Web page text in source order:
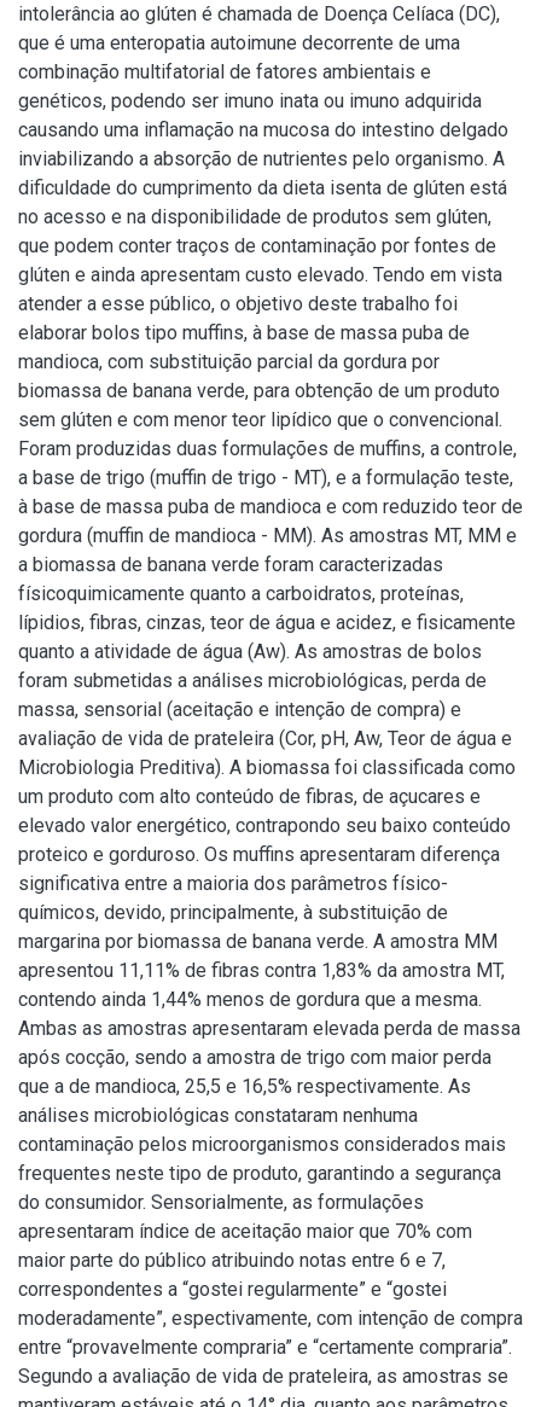
intolerância ao glúten é chamada de Doença Celíaca (DC),
que é uma enteropatia autoimune decorrente de uma
combinação multifatorial de fatores ambientais e
genéticos, podendo ser imuno inata ou imuno adquirida
causando uma inflamação na mucosa do intestino delgado
inviabilizando a absorção de nutrientes pelo organismo. A
dificuldade do cumprimento da dieta isenta de glúten está
no acesso e na disponibilidade de produtos sem glúten,
que podem conter traços de contaminação por fontes de
glúten e ainda apresentam custo elevado. Tendo em vista
atender a esse público, o objetivo deste trabalho foi
elaborar bolos tipo muffins, à base de massa puba de
mandioca, com substituição parcial da gordura por
biomassa de banana verde, para obtenção de um produto
sem glúten e com menor teor lipídico que o convencional.
Foram produzidas duas formulações de muffins, a controle,
a base de trigo (muffin de trigo - MT), e a formulação teste,
à base de massa puba de mandioca e com reduzido teor de
gordura (muffin de mandioca - MM). As amostras MT, MM e
a biomassa de banana verde foram caracterizadas
físicoquimicamente quanto a carboidratos, proteínas,
lípidios, fibras, cinzas, teor de água e acidez, e fisicamente
quanto a atividade de água (Aw). As amostras de bolos
foram submetidas a análises microbiológicas, perda de
massa, sensorial (aceitação e intenção de compra) e
avaliação de vida de prateleira (Cor, pH, Aw, Teor de água e
Microbiologia Preditiva). A biomassa foi classificada como
um produto com alto conteúdo de fibras, de açucares e
elevado valor energético, contrapondo seu baixo conteúdo
proteico e gorduroso. Os muffins apresentaram diferença
significativa entre a maioria dos parâmetros físico-
químicos, devido, principalmente, à substituição de
margarina por biomassa de banana verde. A amostra MM
apresentou 11,11% de fibras contra 1,83% da amostra MT,
contendo ainda 1,44% menos de gordura que a mesma.
Ambas as amostras apresentaram elevada perda de massa
após cocção, sendo a amostra de trigo com maior perda
que a de mandioca, 25,5 e 16,5% respectivamente. As
análises microbiológicas constataram nenhuma
contaminação pelos microorganismos considerados mais
frequentes neste tipo de produto, garantindo a segurança
do consumidor. Sensorialmente, as formulações
apresentaram índice de aceitação maior que 70% com
maior parte do público atribuindo notas entre 6 e 7,
correspondentes a “gostei regularmente” e “gostei
moderadamente”, espectivamente, com intenção de compra
entre “provavelmente compraria” e “certamente compraria”.
Segundo a avaliação de vida de prateleira, as amostras se